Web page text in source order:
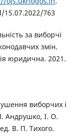
763
за виборчі
змін.
юридична. 2021.
виборчих і
Андрушко, І. О.
В. П. Тихого.